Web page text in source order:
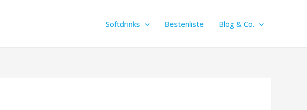
Softdrinks Bestenliste Blog & Co.